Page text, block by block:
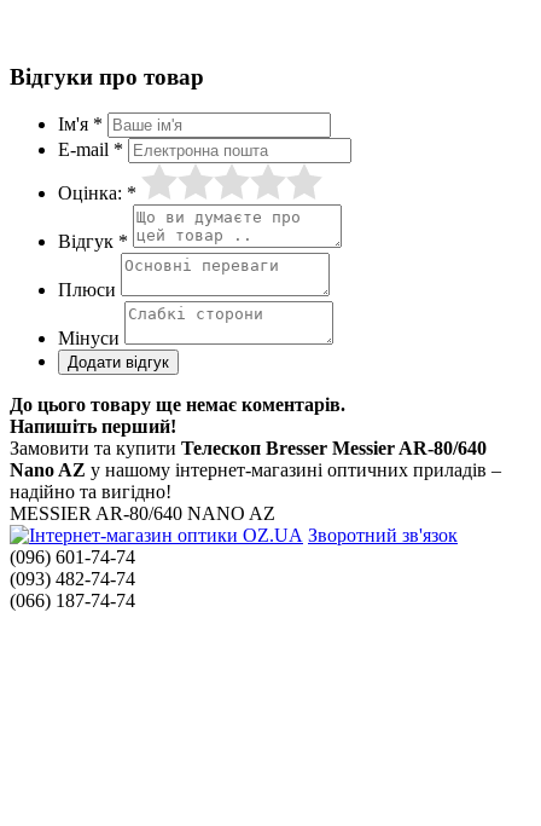
Відгуки про товар
Ім'я *
E-mail *
Оцінка: *
Відгук *
Плюси
Мінуси
До цього товару ще немає коментарів.
Напишіть перший!
Замовити та купити Телескоп Bresser Messier AR-80/640
Nano AZ у нашому інтернет-магазині оптичних приладів –
надійно та вигідно!
MESSIER AR-80/640 NANO AZ
Зворотний зв'язок
(096) 601-74-74
(093) 482-74-74
(066) 187-74-74